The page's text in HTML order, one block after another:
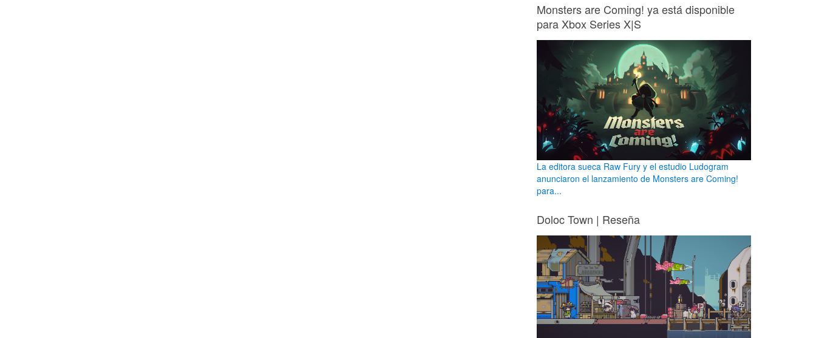
Monsters are Coming! ya está disponible
para Xbox Series X|S
La editora sueca Raw Fury y el estudio Ludogram
anunciaron el lanzamiento de Monsters are Coming!
para...
Doloc Town | Reseña